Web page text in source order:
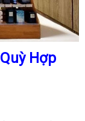
Hợp